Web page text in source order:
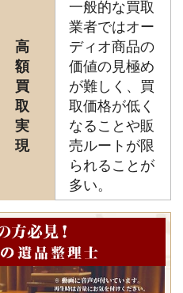
高
額
買
取
実
現
一般的な買取
業者ではオー
ディオ商品の
価値の見極め
が難しく、買
取価格が低く
なることや販
売ルートが限
られることが
多い。